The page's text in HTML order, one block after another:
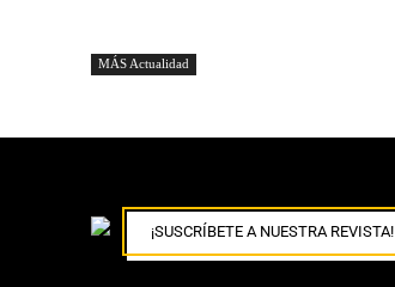
MÁS Actualidad
¡SUSCRÍBETE A NUESTRA REVISTA!